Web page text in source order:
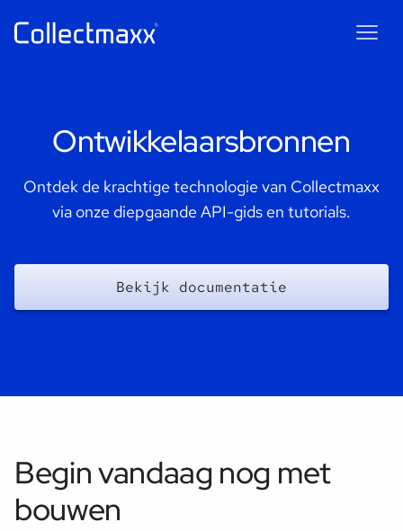
Ontwikkelaarsbronnen
Ontdek de krachtige technologie van Collectmaxx
via onze diepgaande API-gids en tutorials.
Bekijk documentatie
Begin vandaag nog met
bouwen